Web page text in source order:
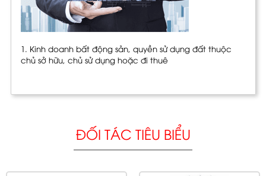
1. Kinh doanh bất động sản, quyền sử dụng đất thuộc
chủ sở hữu, chủ sử dụng hoặc đi thuê
ĐỐI TÁC TIÊU BIỂU